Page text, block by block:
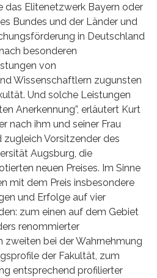
das Elitenetzwerk Bayern oder
Bundes und der Länder und
in Deutschland
besonderen
von
Wissenschaftlern zugunsten
Und solche Leistungen
Anerkennung”, erläutert Kurt
nach ihm und seiner Frau
Vorsitzender des
Augsburg, die
neuen Preises. Im Sinne
mit dem Preis insbesondere
und Erfolge auf vier
zum einen auf dem Gebiet
renommierter
zweiten bei der Wahrnehmung
der Fakultät, zum
entsprechend profilierter